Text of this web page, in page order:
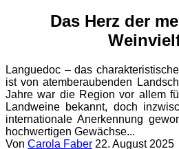
Das Herz der
Languedoc – das
ist von atemberaubenden
Jahre war die Region vor allem
Landweine bekannt, doch
internationale Anerkennung
hochwertigen Gewächse...
Von Carola Faber 22. August 2025